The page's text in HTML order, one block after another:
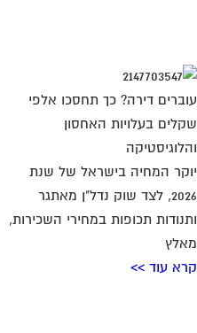
דירה? כך תחסכו אלפי
בעלויות האחסון
המחיה בישראל של שנת
2026, לצד שוק נדל"ן מאתגר
תכופות במחירי השכירות,
עוד >>